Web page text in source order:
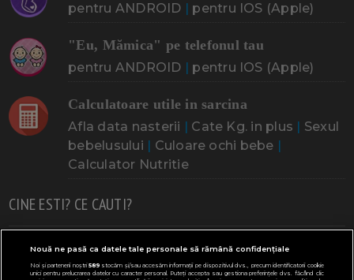
pentru ANDROID pentru IOS (Apple)
"Eu, Mămica" pe telefonul tau
pentru ANDROID pentru IOS (Apple)
Calculatoare utile in sarcina
Afla data nasterii Cate Kg. in plus
Sexul
bebelusului
Culoare ochi bebe
Calculator Nutritie
CINE ESTI? CE CAUTI?
Doresc un copil Adoptia Probleme cu sarcina
Urmeaza sa nasc Probleme alaptare Bebe plange
Nouă ne pasă ca datele tale personale să rămână confidențiale
Noi și partenerii noștri589stocăm și/sau accesăm informații pe dispozitivul dvs., precum identificatorii cookie
unici pentru prelucrarea datelor cu caracter personal. Puteți accepta sau gestiona preferințele dvs. făcând clic